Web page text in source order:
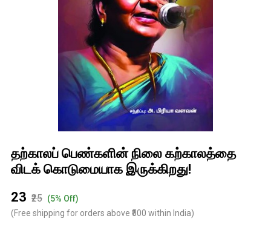
தற்காலப் பெண்களின் நிலை கற்காலத்தை
விடக் கொடுமையாக இருக்கிறது!
₹23 ₹25 (5% Off)
(Free shipping for orders above ₹500 within India)